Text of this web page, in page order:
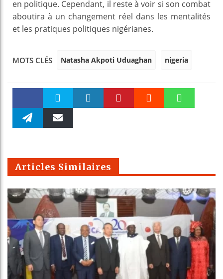
en politique. Cependant, il reste à voir si son combat
aboutira à un changement réel dans les mentalités
et les pratiques politiques nigérianes.
MOTS CLÉS Natasha Akpoti Uduaghan nigeria
Faceboo Twitter
m
Articles Similaires